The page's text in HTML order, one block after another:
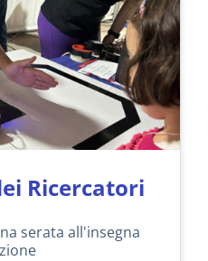
Ricercatori
serata all'insegna